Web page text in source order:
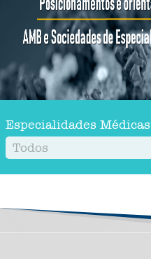
Especialidades Médicas
Todos